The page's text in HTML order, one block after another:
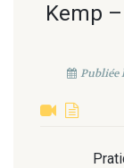
Kemp
Publiée